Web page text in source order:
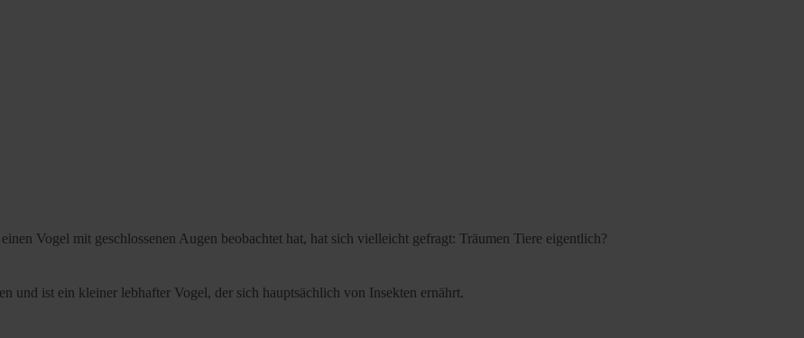
Vogel mit geschlossenen Augen beobachtet hat, hat sich vielleicht gefragt: Träumen Tiere eigentlich?
und ist ein kleiner lebhafter Vogel, der sich hauptsächlich von Insekten ernährt.